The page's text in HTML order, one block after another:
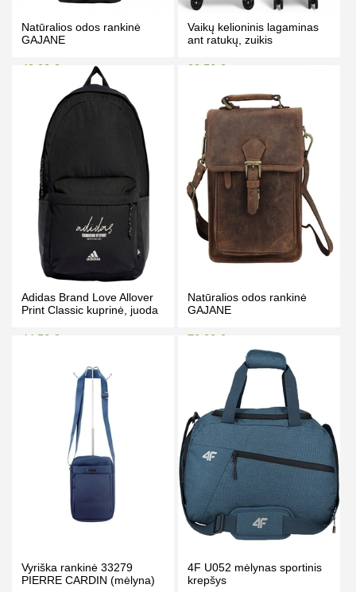
Natūralios odos rankinė
GAJANE
49.90 €
Kaina prisijungus
56.00 €
Vaikų kelioninis lagaminas
ant ratukų, zuikis
39.50 €
Kaina prisijungus
PIRKTI
Adidas Brand Love Allover
Print Classic kuprinė, juoda
44.50 €
PIRKTI
Natūralios odos rankinė
GAJANE
79.90 €
Kaina prisijungus
PIRKTI
Vyriška rankinė 33279
PIERRE CARDIN (mėlyna)
4F U052 mėlynas sportinis
krepšys